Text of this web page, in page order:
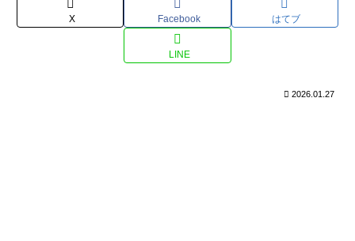
X Facebook はてブ
LINE
2026.01.27